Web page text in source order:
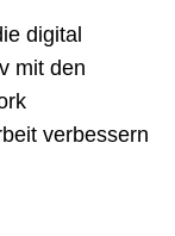
digital
mit den
verbessern